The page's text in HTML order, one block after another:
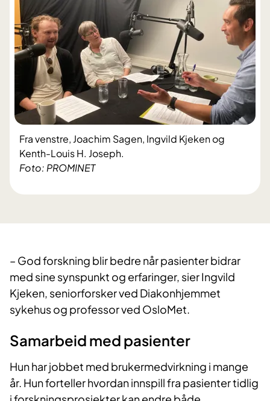
Foto: PROMINET
Fra venstre, Joachim Sagen, Ingvild Kjeken og
Kenth-Louis H. Joseph.
– God forskning blir bedre når pasienter bidrar
med sine synspunkt og erfaringer, sier Ingvild
Kjeken, seniorforsker ved Diakonhjemmet
sykehus og professor ved OsloMet.
Samarbeid med pasienter
Hun har jobbet med brukermedvirkning i mange
år. Hun forteller hvordan innspill fra pasienter tidlig